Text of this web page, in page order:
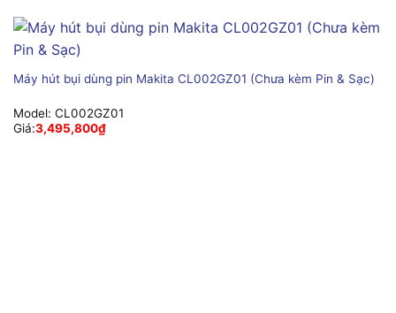
Máy hút bụi dùng pin Makita CL002GZ01 (Chưa kèm Pin & Sạc)
Model: CL002GZ01
Giá:3,495,800₫